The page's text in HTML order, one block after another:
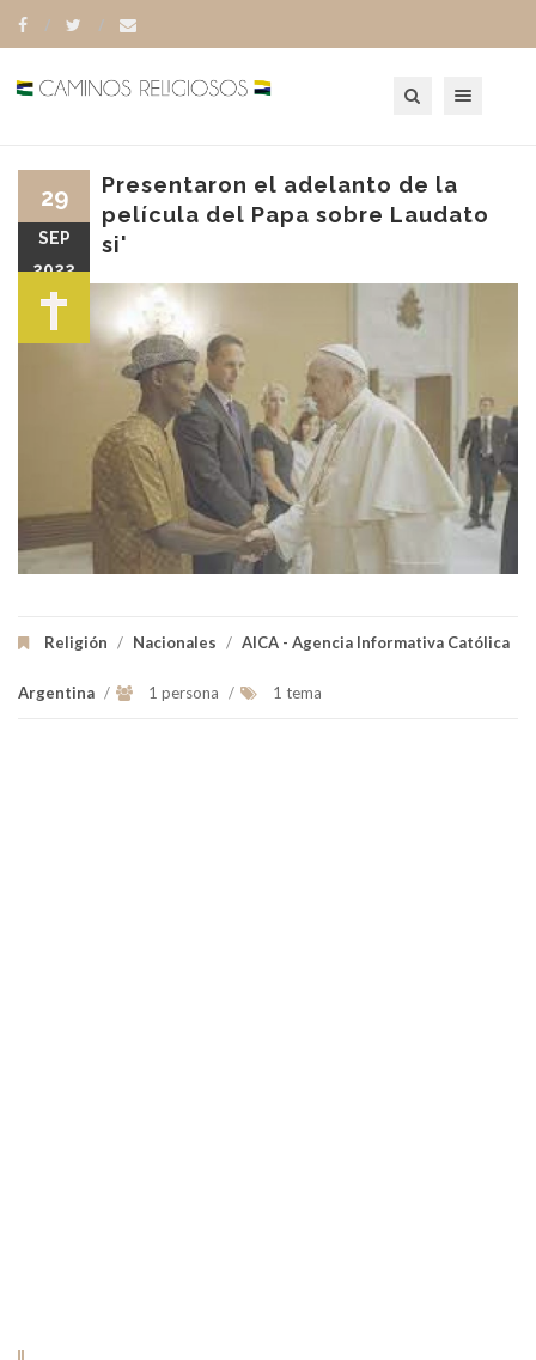
Presentaron el adelanto de la
película del Papa sobre Laudato
si'
Religión / Nacionales / AICA - Agencia Informativa Católica
Argentina / 1 persona / 1 tema
29
SEP
2022